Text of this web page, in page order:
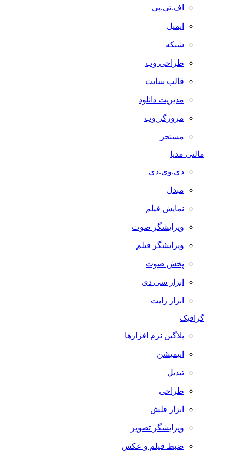
اف.تی.پی
ایمیل
شبکه
طراحی وب
قالب سایت
مدیریت دانلود
مرورگر وب
مسنجر
مالتی مدیا
دی.وی.دی
مبدل
نمایش فیلم
ویرایشگر صوت
ویرایشگر فیلم
پخش صوت
ابزار سی دی
ابزار رایت
گرافیک
پلاگین نرم افزارها
انیمیشن
تبدیل
طراحی
ابزار فلش
ویرایشگر تصویر
ضبط فيلم و عكس